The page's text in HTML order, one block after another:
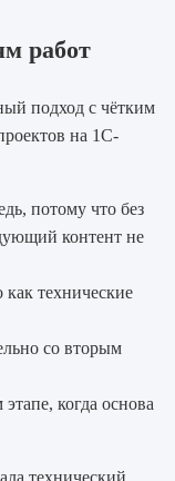
работ
подход с чётким
на 1С-
потому что без
контент не
технические
со вторым
когда основа